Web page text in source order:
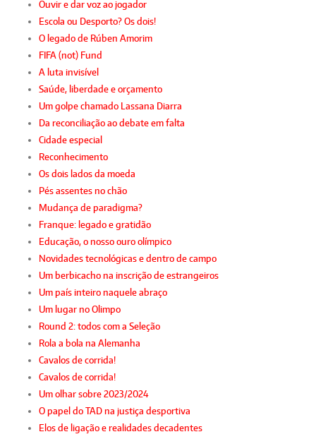
Ouvir e dar voz ao jogador
Escola ou Desporto? Os dois!
O legado de Rúben Amorim
FIFA (not) Fund
A luta invisível
Saúde, liberdade e orçamento
Um golpe chamado Lassana Diarra
Da reconciliação ao debate em falta
Cidade especial
Reconhecimento
Os dois lados da moeda
Pés assentes no chão
Mudança de paradigma?
Franque: legado e gratidão
Educação, o nosso ouro olímpico
Novidades tecnológicas e dentro de campo
Um berbicacho na inscrição de estrangeiros
Um país inteiro naquele abraço
Um lugar no Olimpo
Round 2: todos com a Seleção
Rola a bola na Alemanha
Cavalos de corrida!
Cavalos de corrida!
Um olhar sobre 2023/2024
O papel do TAD na justiça desportiva
Elos de ligação e realidades decadentes